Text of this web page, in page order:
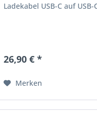
Ladekabel USB-C auf USB-
26,90 € *
Merken